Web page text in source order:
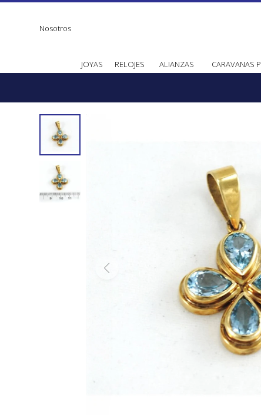
JOYAS RELOJES ALIANZAS CARAVANAS
Nosotros